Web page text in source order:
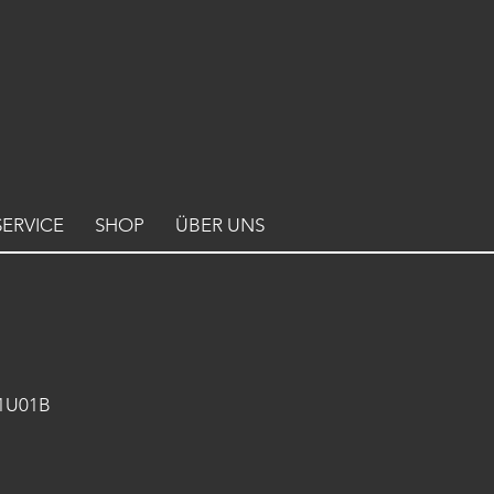
SHOP ÜBER UNS